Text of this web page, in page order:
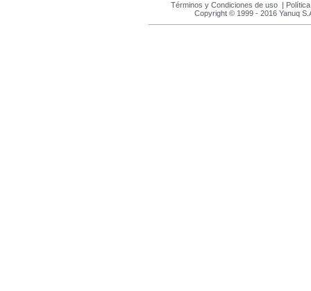
Términos y Condiciones de uso |
Copyright © 1999 - 2016 Yanuq